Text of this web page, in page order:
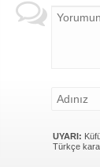
UYARI:
Türkçe